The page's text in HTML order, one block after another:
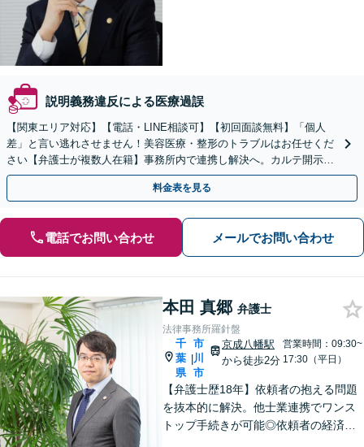
説明義務違反による医療過誤
【関東エリア対応】【電話・LINE相談可】【初回面談無料】「個人
差」と言い逃れさせません！美容医療・整形のトラブルはお任せくだ
さい【弁護士が複数人在籍】事務所内で連携し解決へ。カルテ開示や
返金・賠償請求をサポートいたします【休日夜間面談可】
料金表を見る
電話でお問い合わせ メールでお問い合わせ
本田 真郷 弁護士
法律事務所羅針盤
千
葉
県
|
市
川
市
京成八幡駅
から徒歩2分
営業時間：09:30~
17:30（平日）
【弁護士歴18年】依頼者の抱える問題
を抜本的に解決。他士業連携でワンス
トップ手続きが可能◎依頼者の経済